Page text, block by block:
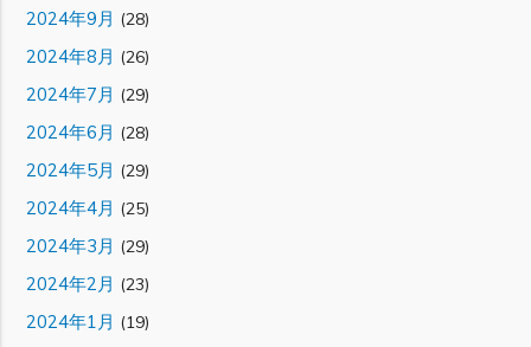
2024年9月 (28)
2024年8月 (26)
2024年7月 (29)
2024年6月 (28)
2024年5月 (29)
2024年4月 (25)
2024年3月 (29)
2024年2月 (23)
2024年1月 (19)